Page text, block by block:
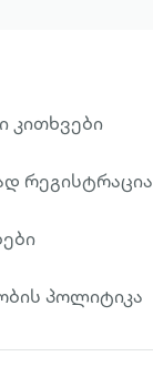
კითხვები
რეგისტრაცია
პოლიტიკა